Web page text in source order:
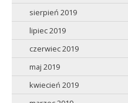
sierpień 2019
lipiec 2019
czerwiec 2019
maj 2019
kwiecień 2019